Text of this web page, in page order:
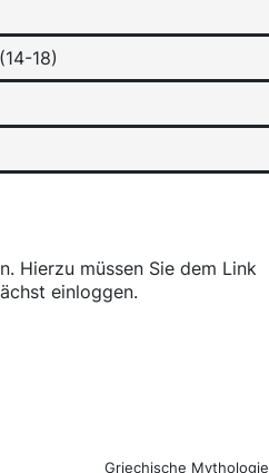
18)
Hierzu müssen Sie dem Link
einloggen.
Griechische Mythologie